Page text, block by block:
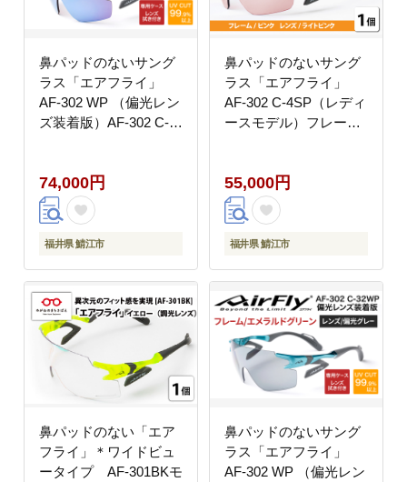
鼻パッドのないサング
ラス「エアフライ」
AF-302 WP （偏光レン
ズ装着版）AF-302 C-
74,000円
福井県 鯖江市
鼻パッドのないサング
ラス「エアフライ」
AF-302 C-4SP（レディ
ースモデル）フレーム
55,000円
福井県 鯖江市
鼻パッドのない「エア
フライ」＊ワイドビュ
ータイプ AF-301BKモ
鼻パッドのないサング
ラス「エアフライ」
AF-302 WP （偏光レン